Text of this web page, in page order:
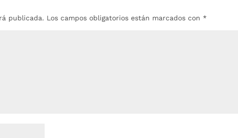
publicada. Los campos obligatorios están marcados con *